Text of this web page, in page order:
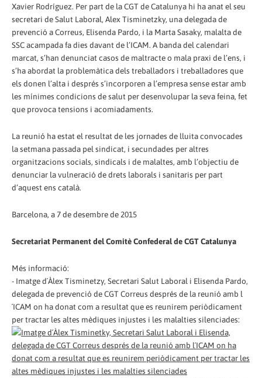
Xavier Rodríguez. Per part de la CGT de Catalunya hi ha anat el seu
secretari de Salut Laboral, Alex Tisminetzky, una delegada de
prevenció a Correus, Elisenda Pardo, i la Marta Sasaky, malalta de
SSC acampada fa dies davant de l’ICAM. A banda del calendari
marcat, s’han denunciat casos de maltracte o mala praxi de l’ens, i
s’ha abordat la problemàtica dels treballadors i treballadores que
els donen l’alta i després s’incorporen a l’empresa sense estar amb
les mínimes condicions de salut per desenvolupar la seva feina, fet
que provoca tensions i acomiadaments.
La reunió ha estat el resultat de les jornades de lluita convocades
la setmana passada pel sindicat, i secundades per altres
organitzacions socials, sindicals i de malaltes, amb l’objectiu de
denunciar la vulneració de drets laborals i sanitaris per part
d’aquest ens català.
Barcelona, a 7 de desembre de 2015
Secretariat Permanent del Comitè Confederal de CGT Catalunya
Més informació:
- Imatge d´Àlex Tisminetzy, Secretari Salut Laboral i Elisenda Pardo,
delegada de prevenció de CGT Correus després de la reunió amb l
´ICAM on ha donat com a resultat que es reunirem periòdicament
per tractar les altes mèdiques injustes i les malalties silenciades: